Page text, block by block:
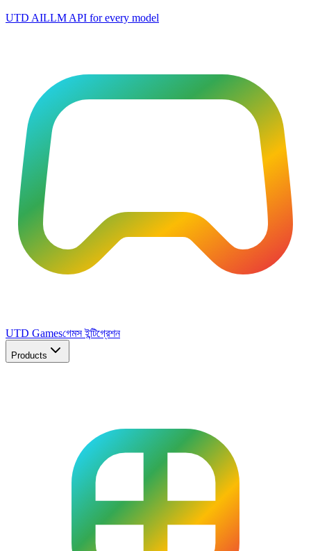
UTD AILLM API for every model
UTD Gamesগেমস ইন্টিগ্রেশন
Products